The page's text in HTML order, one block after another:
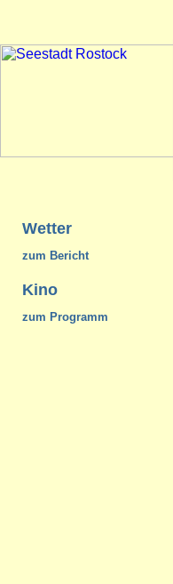
Wetter
zum Bericht
Kino
zum Programm